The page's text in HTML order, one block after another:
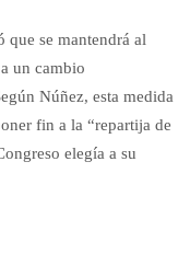
que se mantendrá al
un cambio
Núñez, esta medida
fin a la “repartija de
elegía a su